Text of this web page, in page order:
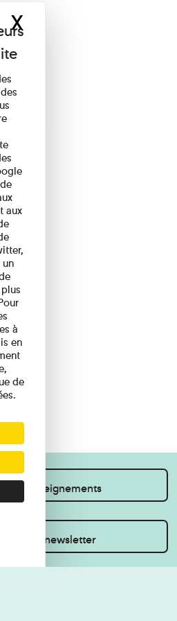
renseignements
à la newsletter
aux
un
à
en
de
XMasquer le